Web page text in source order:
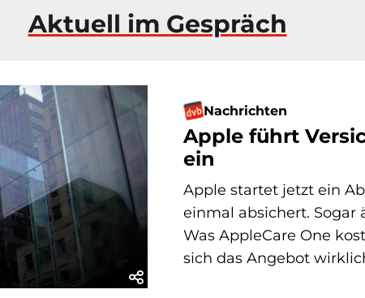
Aktuell im Gespräch
Nachrichten
Apple führt
ein
Apple startet jetzt ein
einmal absichert. Sogar
Was AppleCare One
sich das Angebot